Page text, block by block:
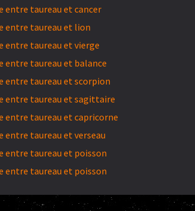
entre taureau et cancer
entre taureau et lion
entre taureau et vierge
entre taureau et balance
entre taureau et scorpion
entre taureau et sagittaire
entre taureau et capricorne
taureau et verseau
entre taureau et poisson
entre taureau et poisson